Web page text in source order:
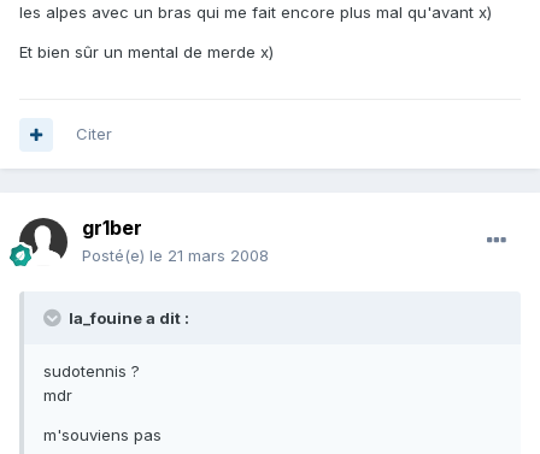
les alpes avec un bras qui me fait encore plus mal qu'avant x)
Et bien sûr un mental de merde x)
Citer
gr1ber
Posté(e) le 21 mars 2008
la_fouine a dit :
sudotennis ?
mdr
m'souviens pas